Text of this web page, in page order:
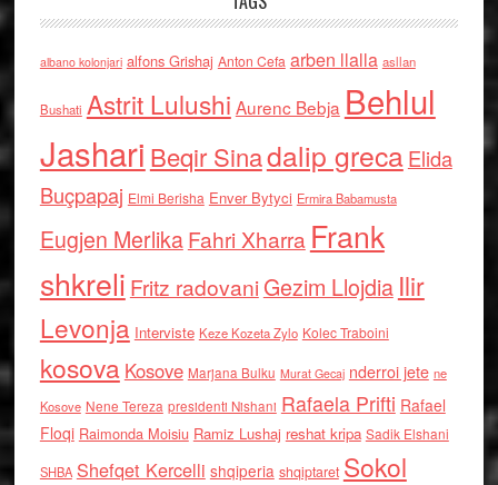
albano kolonjari alfons Grishaj Anton Cefa arben llalla asllan
Bushati Astrit Lulushi Aurenc Bebja Behlul
Jashari Beqir Sinadalip grecaElida
Buçpapaj Elmi Berisha Enver Bytyci Ermira Babamusta
Eugjen MerlikaFahri Xharra Frank
shkreli Fritz radovaniGezim Llojdia Ilir
Levonja Interviste Keze Kozeta Zylo Kolec Traboini
kosova Kosove Marjana Bulku Murat Gecaj nderroi jete ne
Kosove Nene Tereza presidenti Nishani Rafaela Prifti Rafael
Floqi Raimonda Moisiu Ramiz Lushaj reshat kripa Sadik Elshani
SHBA Shefqet Kercelli shqiperia shqiptaret Sokol